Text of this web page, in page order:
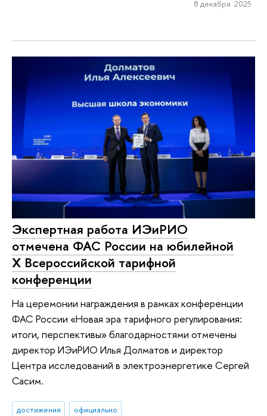
8 декабря 2025
Экспертная работа ИЭиРИО
отмечена ФАС России на юбилейной
X Всероссийской тарифной
конференции
На церемонии награждения в рамках конференции
ФАС России «Новая эра тарифного регулирования:
итоги, перспективы» благодарностями отмечены
директор ИЭиРИО Илья Долматов и директор
Центра исследований в электроэнергетике Сергей
Сасим.
достижения официально